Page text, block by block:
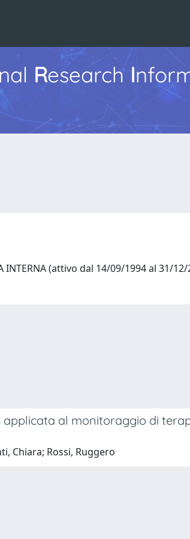
Research I
INTERNA (attivo dal 14/09/1994 al 31/
applicata al monitoraggio di
Chiara; Rossi, Ruggero